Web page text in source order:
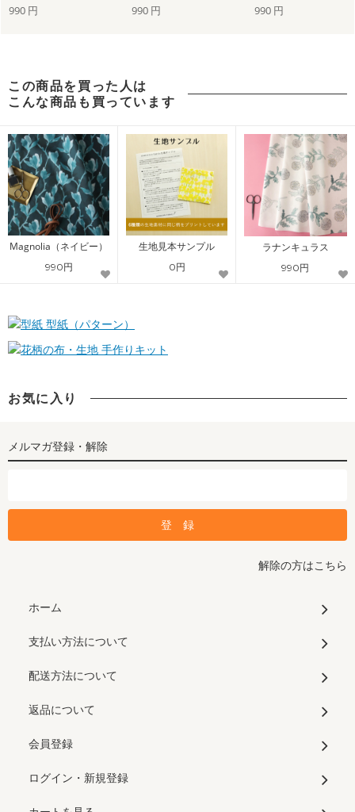
990 円 990 円 990 円
この商品を買った人は
こんな商品も買っています
Magnolia（ネイビー）
990円
生地見本サンプル
0円
ラナンキュラス
990円
型紙（パターン）
手作りキット
お気に入り
メルマガ登録・解除
解除の方はこちら
ホーム
支払い方法について
配送方法について
返品について
会員登録
ログイン・新規登録